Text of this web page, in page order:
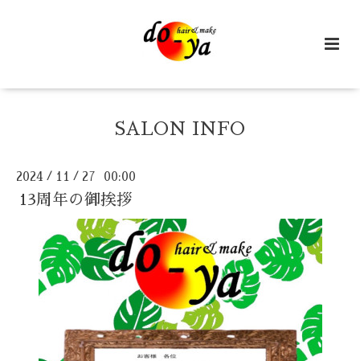
SALON INFO
2024 / 11 / 27 00:00
13周年の御挨拶